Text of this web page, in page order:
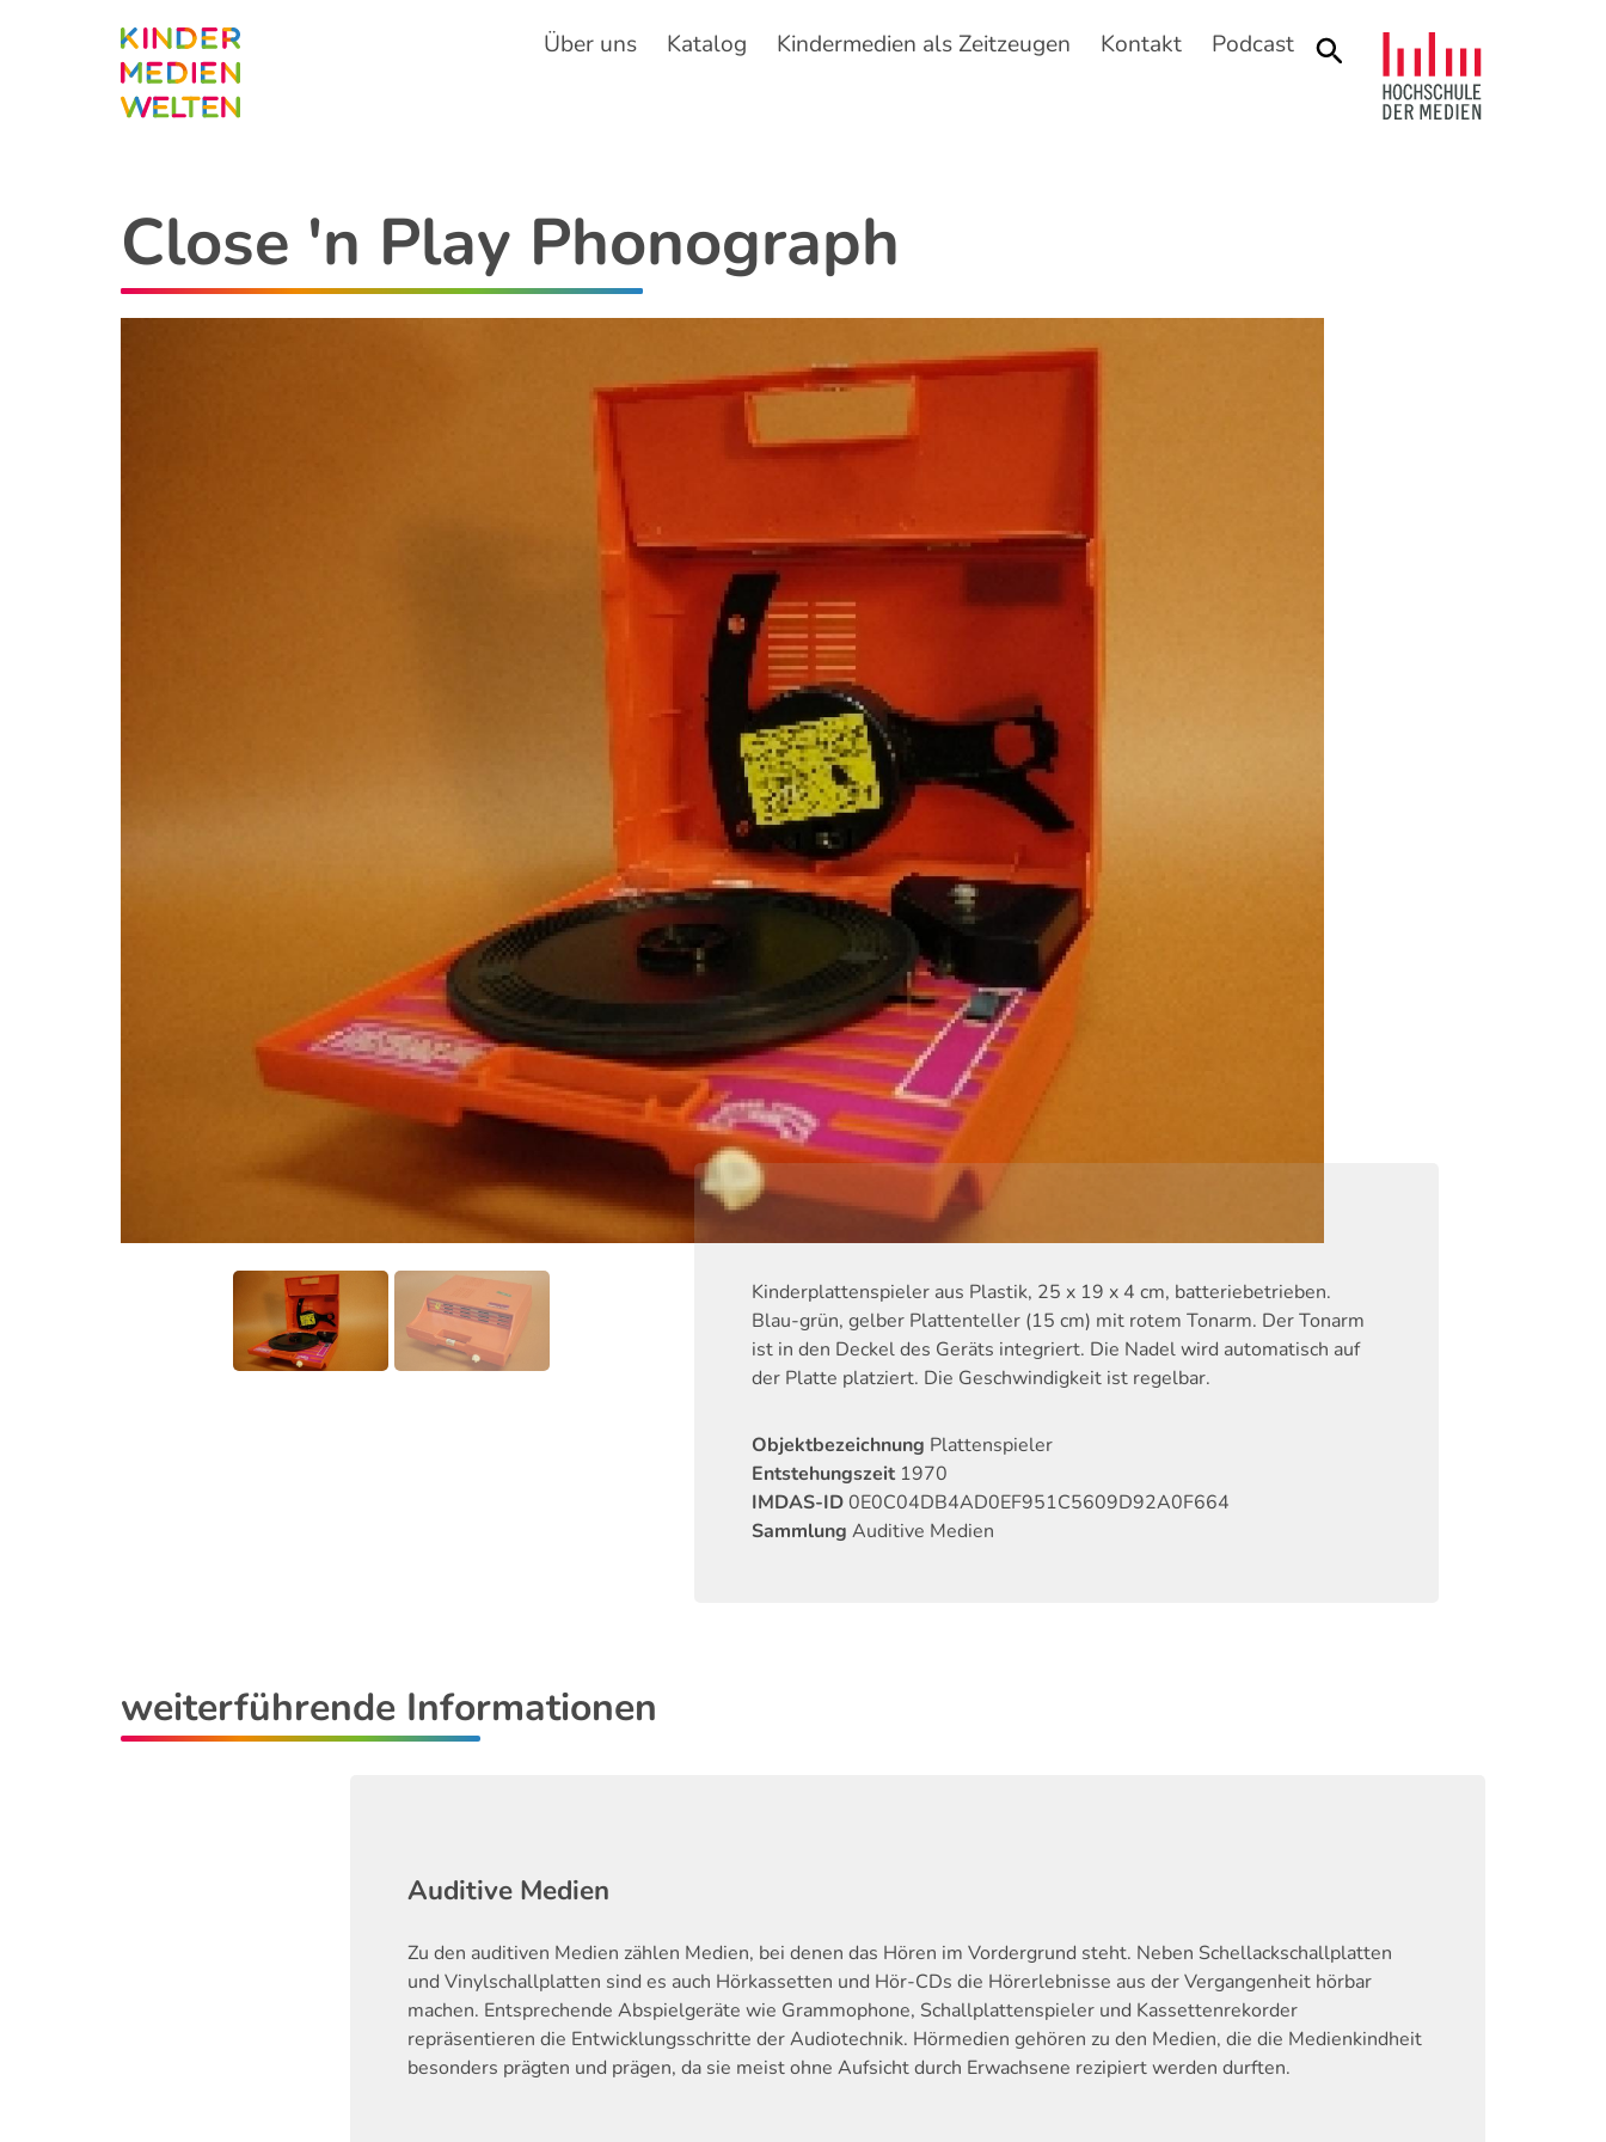
Über uns Katalog Kindermedien als Zeitzeugen Kontakt Podcast Suche
Close 'n Play Phonograph
Kinderplattenspieler aus Plastik, 25 x 19 x 4 cm, batteriebetrieben.
Blau-grün, gelber Plattenteller (15 cm) mit rotem Tonarm. Der Tonarm
ist in den Deckel des Geräts integriert. Die Nadel wird automatisch auf
der Platte platziert. Die Geschwindigkeit ist regelbar.
Objektbezeichnung Plattenspieler
Entstehungszeit 1970
IMDAS-ID 0E0C04DB4AD0EF951C5609D92A0F664
Sammlung Auditive Medien
weiterführende Informationen
Auditive Medien
Zu den auditiven Medien zählen Medien, bei denen das Hören im Vordergrund steht. Neben Schellackschallplatten
und Vinylschallplatten sind es auch Hörkassetten und Hör-CDs die Hörerlebnisse aus der Vergangenheit hörbar
machen. Entsprechende Abspielgeräte wie Grammophone, Schallplattenspieler und Kassettenrekorder
repräsentieren die Entwicklungsschritte der Audiotechnik. Hörmedien gehören zu den Medien, die die Medienkindheit
besonders prägten und prägen, da sie meist ohne Aufsicht durch Erwachsene rezipiert werden durften.